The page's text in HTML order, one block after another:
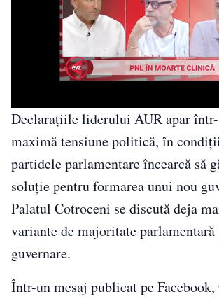
Declarațiile liderului AUR apar
maximă tensiune politică, în
partidele parlamentare încearcă să
soluție pentru formarea unui nou
Palatul Cotroceni se discută deja
variante de majoritate
guvernare.
Într-un mesaj publicat pe Facebook,